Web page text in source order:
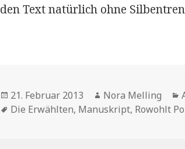
den Text natürlich ohne
Veröffentlicht
am
21. Februar 2013 Autor
Nora Melling
Schlagwörter
Die Erwählten, Manuskript, Rowohlt